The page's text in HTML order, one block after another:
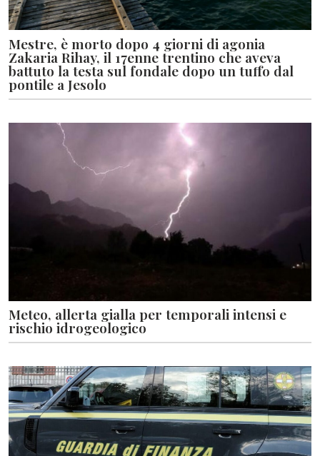
Mestre, è morto dopo 4 giorni di agonia
Zakaria Rihay, il 17enne trentino che aveva
battuto la testa sul fondale dopo un tuffo dal
pontile a Jesolo
Meteo, allerta gialla per temporali intensi e
rischio idrogeologico